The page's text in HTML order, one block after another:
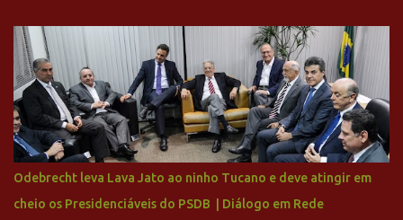
feito imediatamente para pagamento de dívidas emergenciais e
investimentos no departamento de futebol. O projeto apresentado
para a recuperação do Cruzeiro, o aporte financeiro inicial, com
Ronaldo sendo solidário à dívida de R$ 1 bilhão a partir de agora,
mais o peso que o ex-atacante tem no mundo do futebol, além de
sua história na Raposa, pesaram para que um dos mais icônicos
camisas 9 acertasse a compra do clube. Fonte: Itatiaia Fonte:
ADVOGADO DO CRUZEIRO NA SAF EXPLICA SITUAÇÃO DO
CRUZEIRO - RONALDO COMPROU 90% DAS AÇÕES DO CLUBE
Odebrecht leva Lava Jato ao ninho Tucano e deve atingir em
cheio os Presidenciáveis do PSDB | Diálogo em Rede